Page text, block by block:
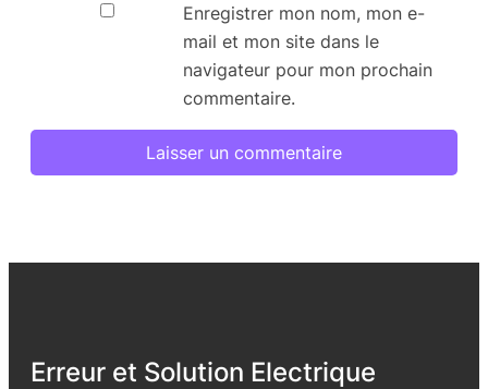
Enregistrer mon nom, mon e-
mail et mon site dans le
navigateur pour mon prochain
commentaire.
Erreur et Solution Electrique